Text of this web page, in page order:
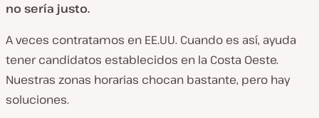
no sería justo.
A veces contratamos en EE.UU. Cuando es así, ayuda
tener candidatos establecidos en la Costa Oeste.
Nuestras zonas horarias chocan bastante, pero hay
soluciones.